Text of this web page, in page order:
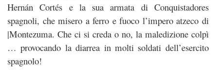
Hernán Cortés e la sua armata di Conquistadores
spagnoli, che misero a ferro e fuoco l’impero atzeco di
|Montezuma. Che ci si creda o no, la maledizione colpì
… provocando la diarrea in molti soldati dell’esercito
spagnolo!